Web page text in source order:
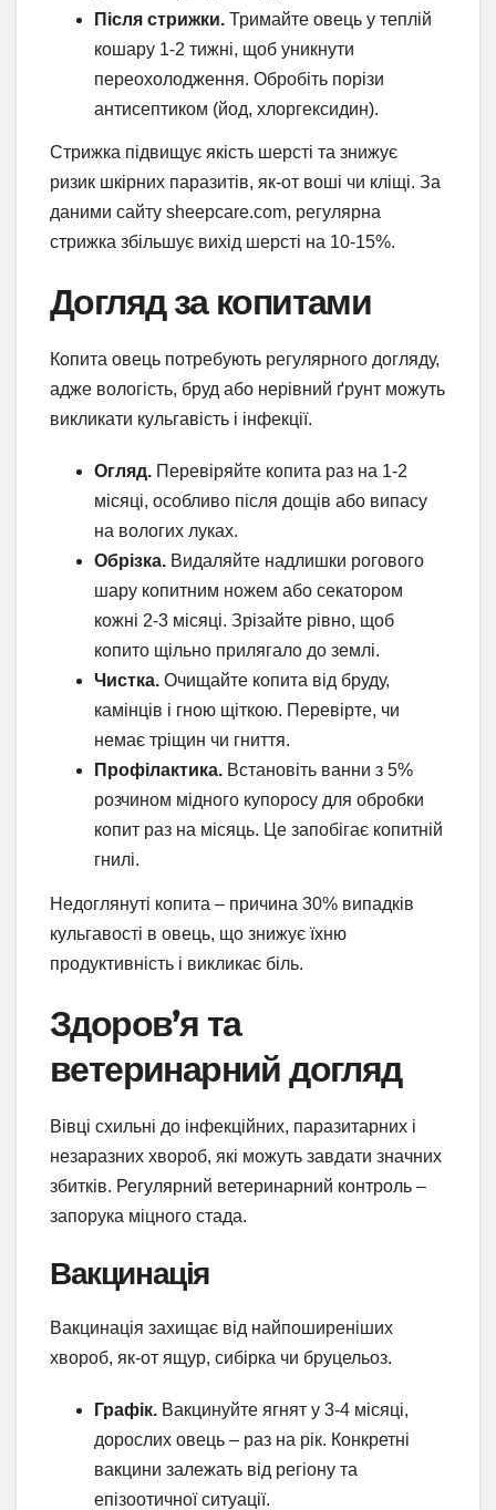
Після стрижки. Тримайте овець у теплій
кошару 1-2 тижні, щоб уникнути
переохолодження. Обробіть порізи
антисептиком (йод, хлоргексидин).
Стрижка підвищує якість шерсті та знижує
ризик шкірних паразитів, як-от воші чи кліщі. За
даними сайту sheepcare.com, регулярна
стрижка збільшує вихід шерсті на 10-15%.
Догляд за копитами
Копита овець потребують регулярного догляду,
адже вологість, бруд або нерівний ґрунт можуть
викликати кульгавість і інфекції.
Огляд. Перевіряйте копита раз на 1-2
місяці, особливо після дощів або випасу
на вологих луках.
Обрізка. Видаляйте надлишки рогового
шару копитним ножем або секатором
кожні 2-3 місяці. Зрізайте рівно, щоб
копито щільно прилягало до землі.
Чистка. Очищайте копита від бруду,
камінців і гною щіткою. Перевірте, чи
немає тріщин чи гниття.
Профілактика. Встановіть ванни з 5%
розчином мідного купоросу для обробки
копит раз на місяць. Це запобігає копитній
гнилі.
Недоглянуті копита – причина 30% випадків
кульгавості в овець, що знижує їхню
продуктивність і викликає біль.
Здоров’я та
ветеринарний догляд
Вівці схильні до інфекційних, паразитарних і
незаразних хвороб, які можуть завдати значних
збитків. Регулярний ветеринарний контроль –
запорука міцного стада.
Вакцинація
Вакцинація захищає від найпоширеніших
хвороб, як-от ящур, сибірка чи бруцельоз.
Графік. Вакцинуйте ягнят у 3-4 місяці,
дорослих овець – раз на рік. Конкретні
вакцини залежать від регіону та
епізоотичної ситуації.